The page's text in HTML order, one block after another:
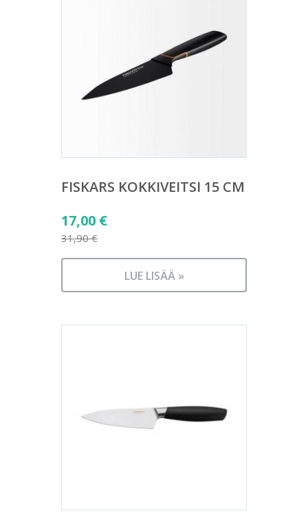
FISKARS KOKKIVEITSI 15 CM
31,90€
Alkuperäinen
hinta
oli:
17,00 €
Nykyinen
on:
LUE LISÄÄ »